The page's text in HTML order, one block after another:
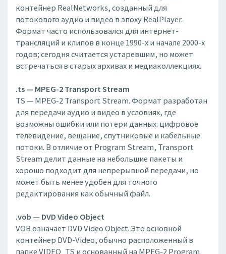
контейнер RealNetworks, созданный для
потокового аудио и видео в эпоху RealPlayer.
Формат часто использовался для интернет-
трансляций и клипов в конце 1990-х и начале 2000-х
годов; сегодня считается устаревшим, но может
встречаться в старых архивах и медиаколлекциях.
.ts — MPEG-2 Transport Stream
TS — MPEG-2 Transport Stream. Формат разработан
для передачи аудио и видео в условиях, где
возможны ошибки или потери данных: цифровое
телевидение, вещание, спутниковые и кабельные
потоки. В отличие от Program Stream, Transport
Stream делит данные на небольшие пакеты и
хорошо подходит для непрерывной передачи, но
может быть менее удобен для точного
редактирования как обычный файл.
.vob — DVD Video Object
VOB означает DVD Video Object. Это основной
контейнер DVD-Video, обычно расположенный в
папке VIDEO_TS и основанный на MPEG-2 Program